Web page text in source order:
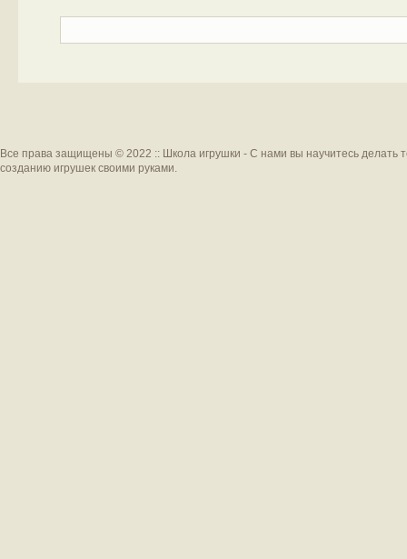
Все права защищены © 2022 :: Школа игрушки - С нами вы научитесь делать
созданию игрушек своими руками.